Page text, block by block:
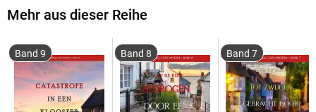
GEDOOD DOOR EEN KUS (EEN LACEY DOYLE COZY
MYSTERY BOEK 5) is boek vijf in een charmante nieuwe
cozy mysterie serie die begint met MOORD IN HET
LANDHUIS (Boek #1), een #1 Bestseller met meer dan 100
Mehr aus dieser Reihe
Band 9 Band 8 Band 7